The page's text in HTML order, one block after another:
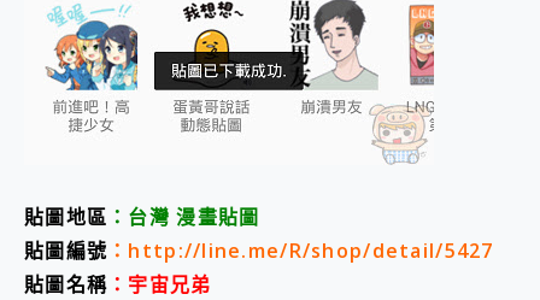
貼圖地區 ：台灣 漫畫貼圖
貼圖編號 ：http://line.me/R/shop/detail/5427
貼圖名稱 ：宇宙兄弟